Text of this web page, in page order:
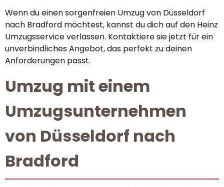
Wenn du einen sorgenfreien Umzug von Düsseldorf
nach Bradford möchtest, kannst du dich auf den Heinz
Umzugsservice verlassen. Kontaktiere sie jetzt für ein
unverbindliches Angebot, das perfekt zu deinen
Anforderungen passt.
Umzug mit einem
Umzugsunternehmen
von Düsseldorf nach
Bradford